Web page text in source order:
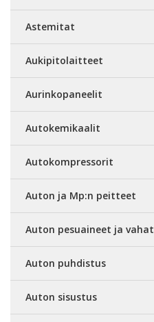
Astemitat
Aukipitolaitteet
Aurinkopaneelit
Autokemikaalit
Autokompressorit
Auton ja Mp:n peitteet
Auton pesuaineet ja vahat
Auton puhdistus
Auton sisustus